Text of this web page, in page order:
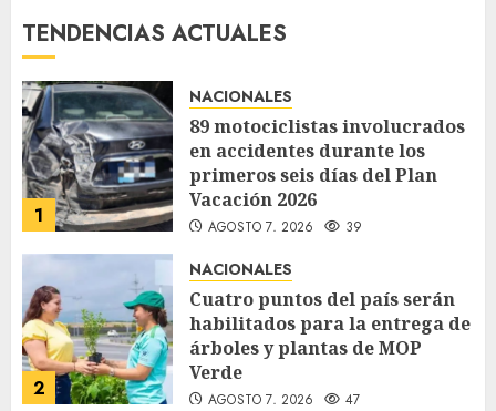
TENDENCIAS ACTUALES
1
NACIONALES
89 motociclistas involucrados
en accidentes durante los
primeros seis días del Plan
Vacación 2026
AGOSTO 7, 2026 39
2
NACIONALES
Cuatro puntos del país serán
habilitados para la entrega de
árboles y plantas de MOP
Verde
AGOSTO 7, 2026 47